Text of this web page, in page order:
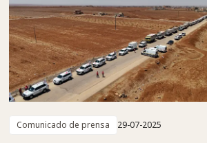
Comunicado de prensa 29-07-2025